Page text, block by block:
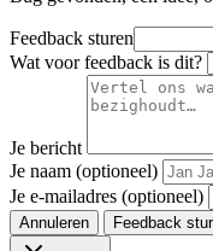
Feedback sturen
Wat voor feedback is dit?
Je bericht
Je naam (optioneel)
Je e-mailadres (optioneel)
Annuleren Feedback